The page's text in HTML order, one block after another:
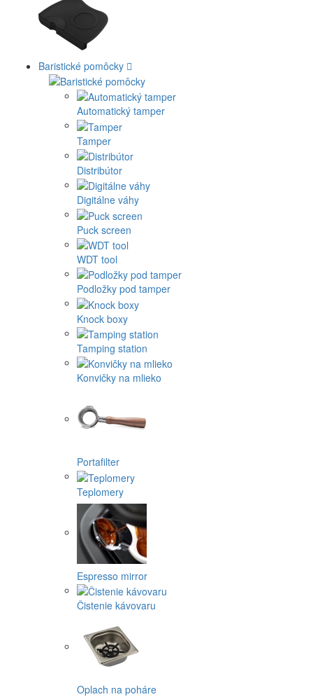
Baristické pomôcky
Automatický tamper
Tamper
Distribútor
Digitálne váhy
Puck screen
WDT tool
Podložky pod tamper
Knock boxy
Tamping station
Konvičky na mlieko
Portafilter
Teplomery
Espresso mirror
Čistenie kávovaru
Oplach na poháre